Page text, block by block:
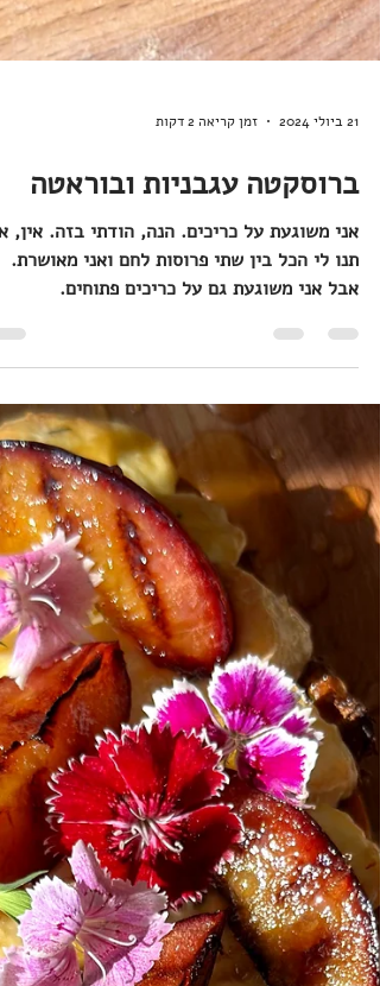
ברוסקטה עגבניות ובוראטה
תנו לי הכל בין שתי פרוסות לחם ואני מאושרת.
אבל אני משוגעת גם על כריכים פתוחים.
ברוסקטה...